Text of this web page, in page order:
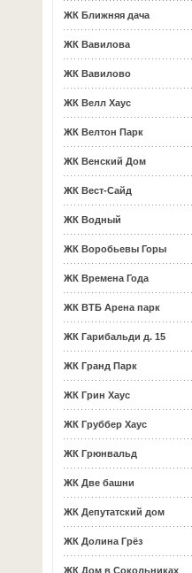
ЖК Ближняя дача
ЖК Вавилова
ЖК Вавилово
ЖК Велл Хаус
ЖК Велтон Парк
ЖК Венский Дом
ЖК Вест-Сайд
ЖК Водный
ЖК Воробьевы Горы
ЖК Времена Года
ЖК ВТБ Арена парк
ЖК Гарибальди д. 15
ЖК Гранд Парк
ЖК Грин Хаус
ЖК Груббер Хаус
ЖК Грюнвальд
ЖК Две башни
ЖК Депутатский дом
ЖК Долина Грёз
ЖК Дом в Сокольниках